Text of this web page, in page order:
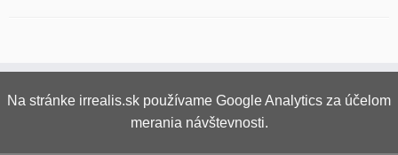
Na stránke irrealis.sk používame Google Analytics za účelom
merania návštevnosti.